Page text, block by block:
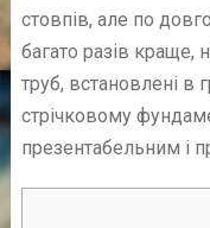
стовпів, але по
багато разів краще,
труб, встановлені в
стрічковому
презентабельним і